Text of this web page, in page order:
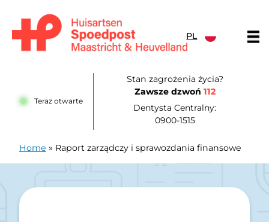
PL
Teraz otwarte
Stan zagrożenia życia?
Zawsze dzwoń 112
Dentysta Centralny:
0900-1515
Home » Raport zarządczy i sprawozdania finansowe